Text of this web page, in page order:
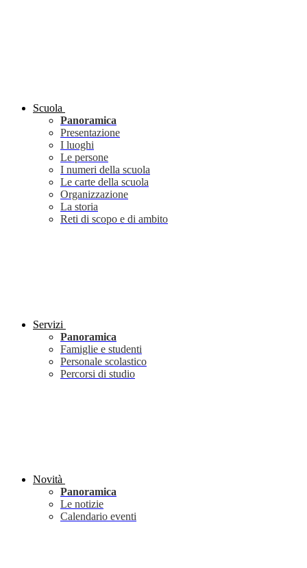
Scuola
Panoramica
Presentazione
I luoghi
Le persone
I numeri della scuola
Le carte della scuola
Organizzazione
La storia
Reti di scopo e di ambito
Servizi
Panoramica
Famiglie e studenti
Personale scolastico
Percorsi di studio
Novità
Panoramica
Le notizie
Calendario eventi